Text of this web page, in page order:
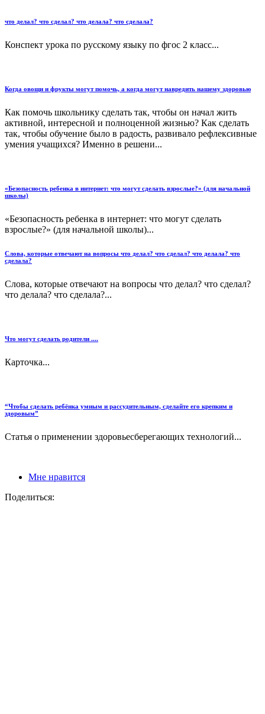
что делал? что сделал? что делала? что сделала?
Конспект урока по русскому языку по фгос 2 класс...
Когда овощи и фрукты могут помочь, а когда могут навредить нашему здоровью
Как помочь школьнику сделать так, чтобы он начал жить
активной, интересной и полноценной жизнью? Как сделать
так, чтобы обучение было в радость, развивало рефлексивные
умения учащихся? Именно в решени...
«Безопасность ребенка в интернет: что могут сделать взрослые?» (для начальной
школы)
«Безопасность ребенка в интернет: что могут сделать
взрослые?» (для начальной школы)...
Слова, которые отвечают на вопросы что делал? что сделал? что делала? что
сделала?
Слова, которые отвечают на вопросы что делал? что сделал?
что делала? что сделала?...
Что могут сделать родители ....
Карточка...
“Чтобы сделать ребёнка умным и рассудительным, сделайте его крепким и
здоровым”
Статья о применении здоровьесберегающих технологий...
Мне нравится
Поделиться: